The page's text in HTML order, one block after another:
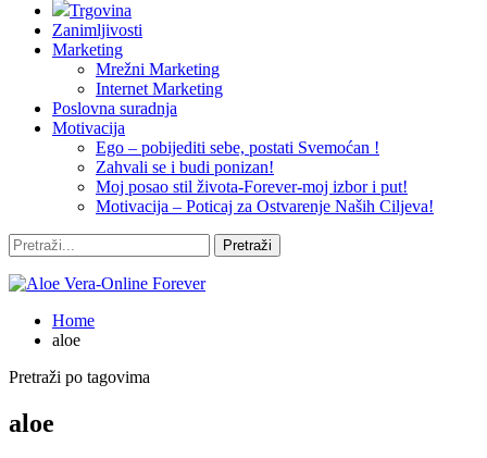
Trgovina
Zanimljivosti
Marketing
Mrežni Marketing
Internet Marketing
Poslovna suradnja
Motivacija
Ego – pobijediti sebe, postati Svemoćan !
Zahvali se i budi ponizan!
Moj posao stil života-Forever-moj izbor i put!
Motivacija – Poticaj za Ostvarenje Naših Ciljeva!
Home
aloe
Pretraži po tagovima
aloe